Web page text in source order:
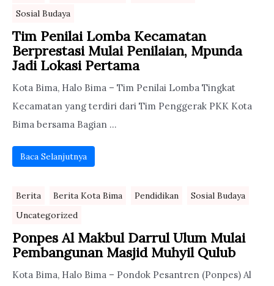
Sosial Budaya
Tim Penilai Lomba Kecamatan
Berprestasi Mulai Penilaian, Mpunda
Jadi Lokasi Pertama
Kota Bima, Halo Bima – Tim Penilai Lomba Tingkat
Kecamatan yang terdiri dari Tim Penggerak PKK Kota
Bima bersama Bagian ...
Baca Selanjutnya
Berita Berita Kota Bima Pendidikan
Sosial Budaya
Uncategorized
Ponpes Al Makbul Darrul Ulum Mulai
Pembangunan Masjid Muhyil Qulub
Kota Bima, Halo Bima – Pondok Pesantren (Ponpes) Al